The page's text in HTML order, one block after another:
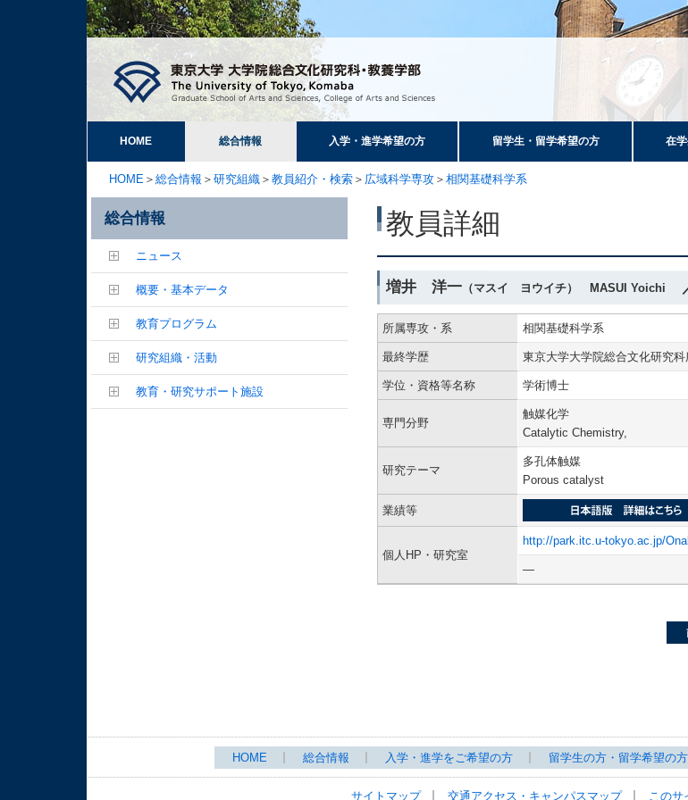
HOME 総合情報 入学・進学希望の方 留学生・留学希望の方 在
HOME ＞ 総合情報 ＞ 研究組織 ＞ 教員紹介・検索 ＞ 広域科学専攻 ＞ 相関基礎科学系
教員詳細
増井 洋一 （マスイ ヨウイチ） MASUI Yoichi
所属専攻・系 相関基礎科学系
最終学歴 東京大学大学院総合文化研究
学位・資格等名称 学術博士
専門分野
触媒化学
Catalytic Chemistry,
研究テーマ
多孔体触媒
Porous catalyst
業績等
個人HP・研究室
http://park.itc.u-tokyo.ac.jp/
―
総合情報
ニュース
概要・基本データ
教育プログラム
研究組織・活動
教育・研究サポート施設
HOME 総合情報 入学・進学をご希望の方 留学生の方・留学希望の方
サイトマップ 交通アクセス・キャンパスマップ このサ